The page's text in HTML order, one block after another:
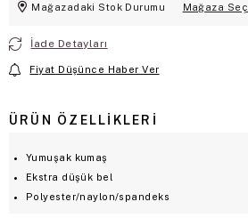
Mağazadaki Stok Durumu Mağaza Seç
İade Detayları
Fiyat Düşünce Haber Ver
ÜRÜN ÖZELLIKLERI
Yumuşak kumaş
Ekstra düşük bel
Polyester/naylon/spandeks